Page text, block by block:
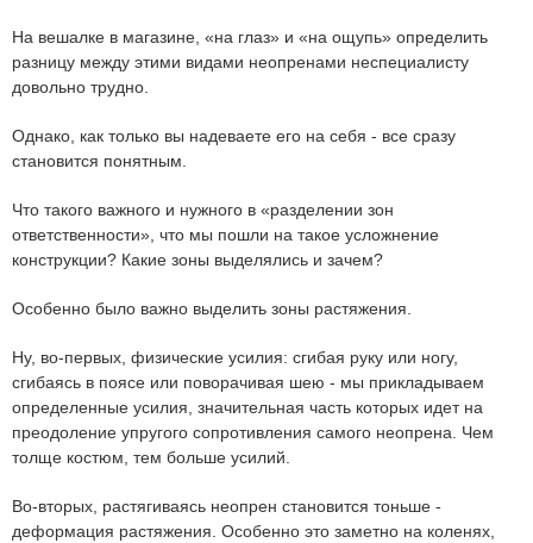
На вешалке в магазине, «на глаз» и «на ощупь» определить
разницу между этими видами неопренами неспециалисту
довольно трудно.
Однако, как только вы надеваете его на себя - все сразу
становится понятным.
Что такого важного и нужного в «разделении зон
ответственности», что мы пошли на такое усложнение
конструкции? Какие зоны выделялись и зачем?
Особенно было важно выделить зоны растяжения.
Ну, во-первых, физические усилия: сгибая руку или ногу,
сгибаясь в поясе или поворачивая шею - мы прикладываем
определенные усилия, значительная часть которых идет на
преодоление упругого сопротивления самого неопрена. Чем
толще костюм, тем больше усилий.
Во-вторых, растягиваясь неопрен становится тоньше -
деформация растяжения. Особенно это заметно на коленях,